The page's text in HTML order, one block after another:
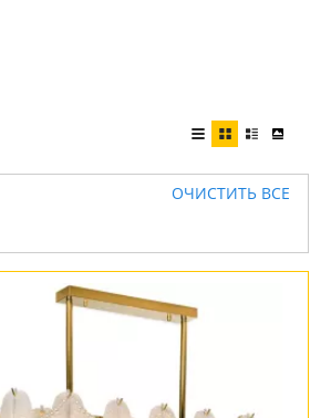
ОЧИСТИТЬ ВСЕ